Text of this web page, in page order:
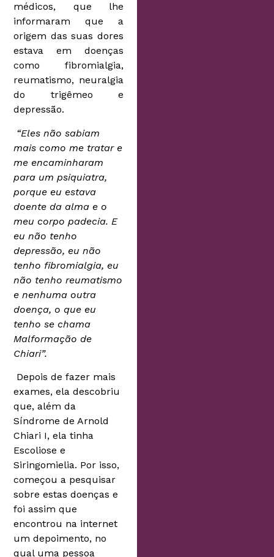
médicos, que lhe
informaram que a
origem das suas dores
estava em doenças
como fibromialgia,
reumatismo, neuralgia
do trigêmeo e
depressão.
“Eles não sabiam
mais como me tratar e
me encaminharam
para um psiquiatra,
porque eu estava
doente da alma e o
meu corpo padecia. E
eu não tenho
depressão, eu não
tenho fibromialgia, eu
não tenho reumatismo
e nenhuma outra
doença, o que eu
tenho se chama
Malformação de
Chiari”.
Depois de fazer mais
exames, ela descobriu
que, além da
Síndrome de Arnold
Chiari I, ela tinha
Escoliose e
Siringomielia. Por isso,
começou a pesquisar
sobre estas doenças e
foi assim que
encontrou na internet
um depoimento, no
qual uma pessoa